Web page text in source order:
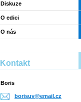
Diskuze
O edici
O nás
Kontakt
Boris
borisuv@email.cz